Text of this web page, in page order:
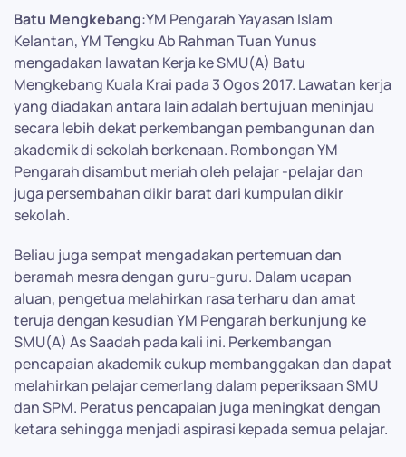
Batu Mengkebang:YM Pengarah Yayasan Islam
Kelantan, YM Tengku Ab Rahman Tuan Yunus
mengadakan lawatan Kerja ke SMU(A) Batu
Mengkebang Kuala Krai pada 3 Ogos 2017. Lawatan kerja
yang diadakan antara lain adalah bertujuan meninjau
secara lebih dekat perkembangan pembangunan dan
akademik di sekolah berkenaan. Rombongan YM
Pengarah disambut meriah oleh pelajar -pelajar dan
juga persembahan dikir barat dari kumpulan dikir
sekolah.
Beliau juga sempat mengadakan pertemuan dan
beramah mesra dengan guru-guru. Dalam ucapan
aluan, pengetua melahirkan rasa terharu dan amat
teruja dengan kesudian YM Pengarah berkunjung ke
SMU(A) As Saadah pada kali ini. Perkembangan
pencapaian akademik cukup membanggakan dan dapat
melahirkan pelajar cemerlang dalam peperiksaan SMU
dan SPM. Peratus pencapaian juga meningkat dengan
ketara sehingga menjadi aspirasi kepada semua pelajar.